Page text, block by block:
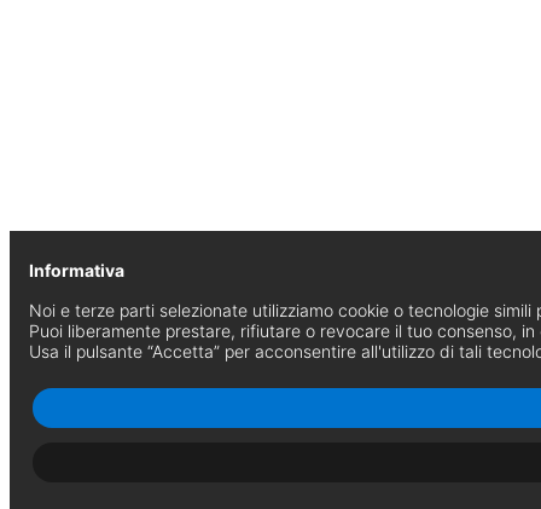
Informativa
Noi e terze parti selezionate utilizziamo cookie o tecnologie
Puoi liberamente prestare, rifiutare o revocare il tuo consenso, in
Usa il pulsante “Accetta” per acconsentire all'utilizzo di tali